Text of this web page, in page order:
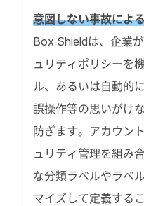
意図しない事故によ
Box Shieldは、企業
ュリティポリシーを
ル、あるいは自動的
誤操作等の思いがけ
防ぎます。アカウン
ュリティ管理を組み
な分類ラベルやラベ
マイズして定義する